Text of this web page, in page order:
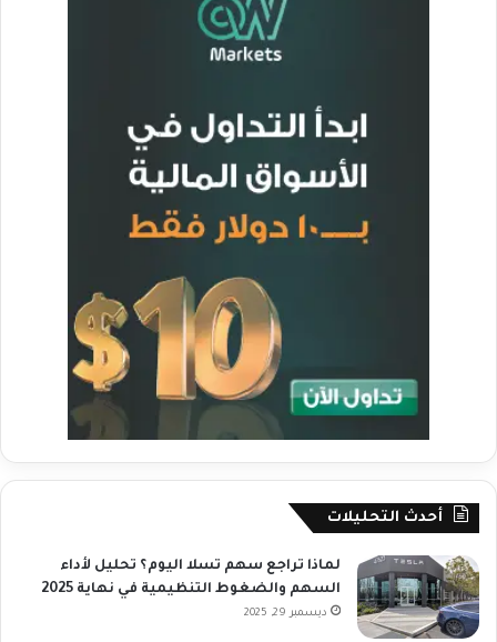
أحدث التحليلات
لماذا تراجع سهم تسلا اليوم؟ تحليل لأداء
السهم والضغوط التنظيمية في نهاية 2025
ديسمبر 29, 2025